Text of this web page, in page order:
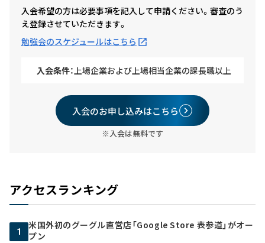
入会希望の方は必要事項を記入して申請ください。審査のう
え登録させていただきます。
勉強会のスケジュールはこちら
入会条件：上場企業および上場相当企業の課長職以上
入会のお申し込みはこちら
※入会は無料です
アクセスランキング
1
米国外初のグーグル直営店「Google Store 表参道」がオー
プン